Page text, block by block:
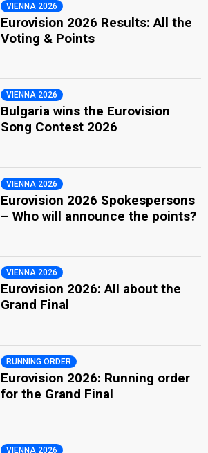
VIENNA 2026
Eurovision 2026 Results: All the
Voting & Points
VIENNA 2026
Bulgaria wins the Eurovision
Song Contest 2026
VIENNA 2026
Eurovision 2026 Spokespersons
– Who will announce the points?
VIENNA 2026
Eurovision 2026: All about the
Grand Final
RUNNING ORDER
Eurovision 2026: Running order
for the Grand Final
VIENNA 2026